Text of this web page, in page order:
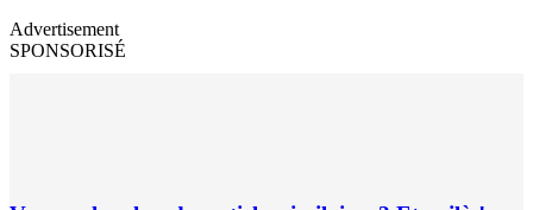
Advertisement
SPONSORISÉ